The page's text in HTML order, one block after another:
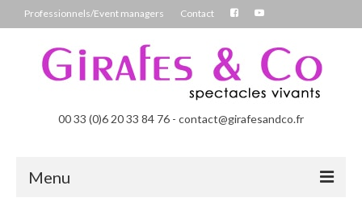
Professionnels/Event managers Contact
00 33 (0)6 20 33 84 76 - contact@girafesandco.fr
Menu